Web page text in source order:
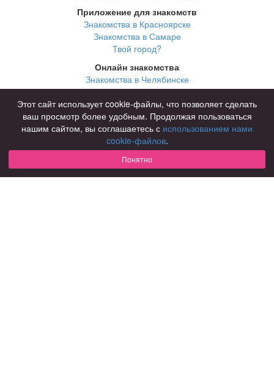
Приложение для знакомств
Знакомства в Красноярске
Знакомства в Самаре
Твой город?
Онлайн знакомства
Знакомства в Челябинске
Знакомства в Омске
Знакомства в Нижнем Новгороде
Для чего
для брака и создания семьи
для любви и с/о
для дружбы
Этот сайт использует cookie-файлы, что позволяет сделать
ваш просмотр более удобным. Продолжая пользоваться
нашим сайтом, вы соглашаетесь с использованием нами
cookie-файлов.
Понятно